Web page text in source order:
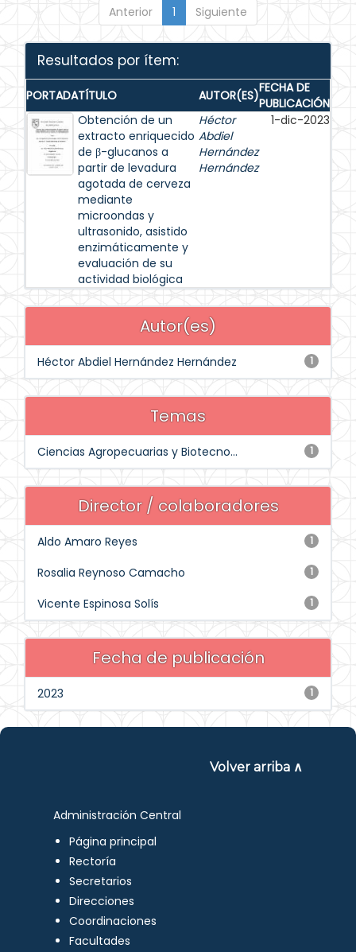
Anterior 1 Siguiente
Resultados por ítem:
PORTADATÍTULO AUTOR(ES)FECHA DE
PUBLICACIÓN
Obtención de un
extracto enriquecido
de β-glucanos a
partir de levadura
agotada de cerveza
mediante
microondas y
ultrasonido, asistido
enzimáticamente y
evaluación de su
actividad biológica
Héctor
Abdiel
Hernández
Hernández
1-dic-2023
Autor(es)
1
Héctor Abdiel Hernández Hernández
Temas
1
Ciencias Agropecuarias y Biotecno...
Director / colaboradores
1
Aldo Amaro Reyes
1
Rosalia Reynoso Camacho
1
Vicente Espinosa Solís
Fecha de publicación
1
2023
Volver arriba ∧
Administración Central
Página principal
Rectoría
Secretarios
Direcciones
Coordinaciones
Facultades